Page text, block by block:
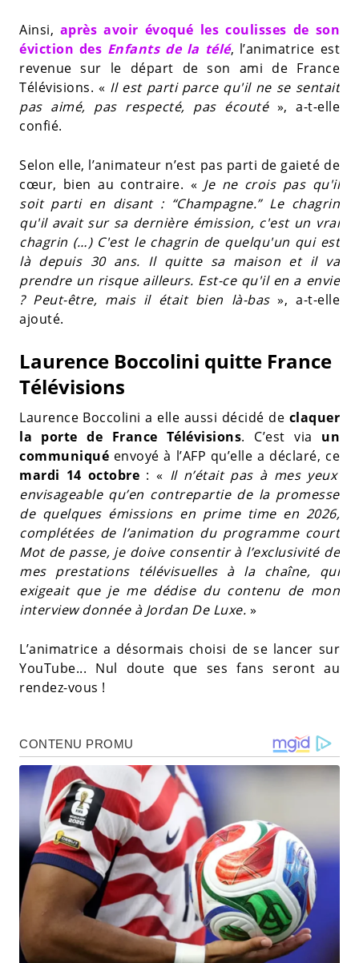
Ainsi, après avoir évoqué les coulisses de son
éviction des Enfants de la télé, l’animatrice est
revenue sur le départ de son ami de France
Télévisions. « Il est parti parce qu'il ne se sentait
pas aimé, pas respecté, pas écouté», a-t-elle
confié.
Selon elle, l’animateur n’est pas parti de gaieté de
cœur, bien au contraire. « Je ne crois pas qu'il
soit parti en disant : “Champagne.” Le chagrin
qu'il avait sur sa dernière émission, c'est un vrai
chagrin (…) C'est le chagrin de quelqu'un qui est
là depuis 30 ans. Il quitte sa maison et il va
prendre un risque ailleurs. Est-ce qu'il en a envie
? Peut-être, mais il était bien là-bas», a-t-elle
ajouté.
Laurence Boccolini quitte France
Télévisions
Laurence Boccolini a elle aussi décidé de claquer
la porte de France Télévisions. C’est via un
communiqué envoyé à l’AFP qu’elle a déclaré, ce
mardi 14 octobre : « Il n’était pas à mes yeux
envisageable qu’en contrepartie de la promesse
de quelques émissions en prime time en 2026,
complétées de l’animation du programme court
Mot de passe, je doive consentir à l’exclusivité de
mes prestations télévisuelles à la chaîne, qui
exigeait que je me dédise du contenu de mon
interview donnée à Jordan De Luxe. »
L’animatrice a désormais choisi de se lancer sur
YouTube... Nul doute que ses fans seront au
rendez-vous !